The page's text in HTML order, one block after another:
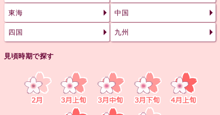
東海 中国
四国 九州
見頃時期で探す